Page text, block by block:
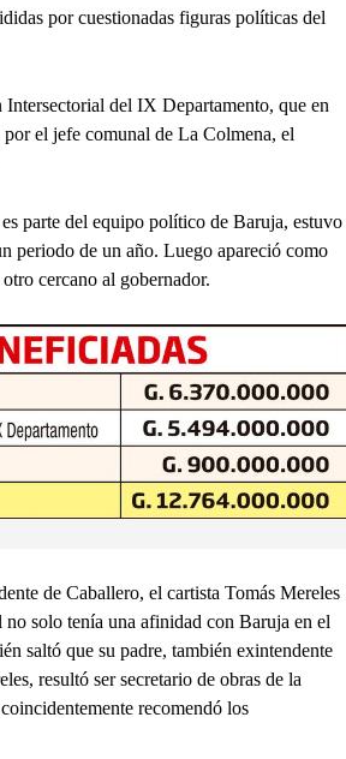
por cuestionadas figuras políticas del
Intersectorial del IX Departamento, que en
el jefe comunal de La Colmena, el
parte del equipo político de Baruja, estuvo
periodo de un año. Luego apareció como
cercano al gobernador.
de Caballero, el cartista Tomás Mereles
solo tenía una afinidad con Baruja en el
saltó que su padre, también exintendente
resultó ser secretario de obras de la
recomendó los